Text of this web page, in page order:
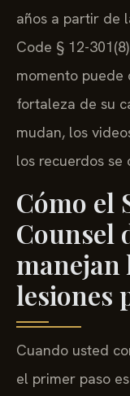
años a partir de
Code § 12-
momento
fortaleza de su
mudan, los
los recuerdos se
Cómo el
Counsel
manejan
lesiones
Cuando usted
el primer paso